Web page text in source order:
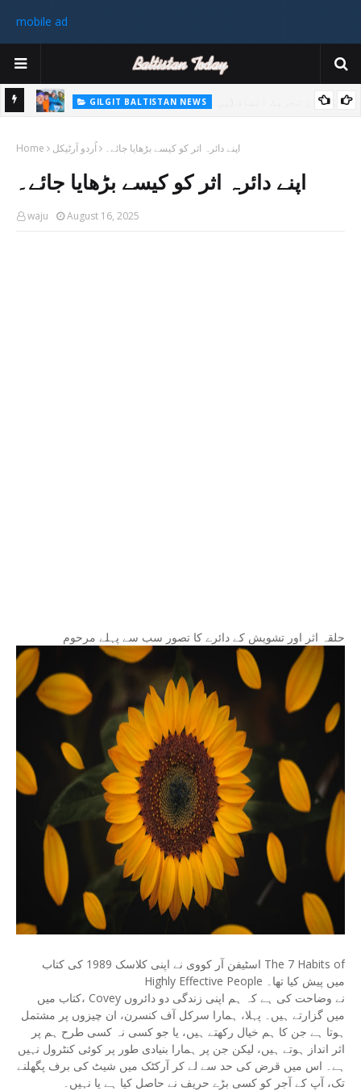
mobile ad
GILGIT BALTISTAN NEWS
میٹر چوٹی سر کیHome اُردو آرٹیکل اپنے دائرہ اثر کو کیسے بڑھایا جائے۔
اپنے دائرہ اثر کو کیسے بڑھایا جائے۔
waju August 16, 2025
حلقہ اثر اور تشویش کے دائرے کا تصور سب سے پہلے مرحوم
اسٹیفن آر کووی نے اپنی کلاسک 1989 کی کتاب The 7 Habits of
Highly Effective People میں پیش کیا تھا۔
کتاب میں، Covey نے وضاحت کی ہے کہ ہم اپنی زندگی دو دائروں
میں گزارتے ہیں۔ پہلا، ہمارا سرکل آف کنسرن، ان چیزوں پر مشتمل
ہوتا ہے جن کا ہم خیال رکھتے ہیں، یا جو کسی نہ کسی طرح ہم پر
اثر انداز ہوتے ہیں، لیکن جن پر ہمارا بنیادی طور پر کوئی کنٹرول نہیں
ہے۔ اس میں قرض کی حد سے لے کر آرکٹک میں شیٹ کی برف پگھلنے
تک، آپ کے آجر کو کسی بڑے حریف نے حاصل کیا ہے یا نہیں۔